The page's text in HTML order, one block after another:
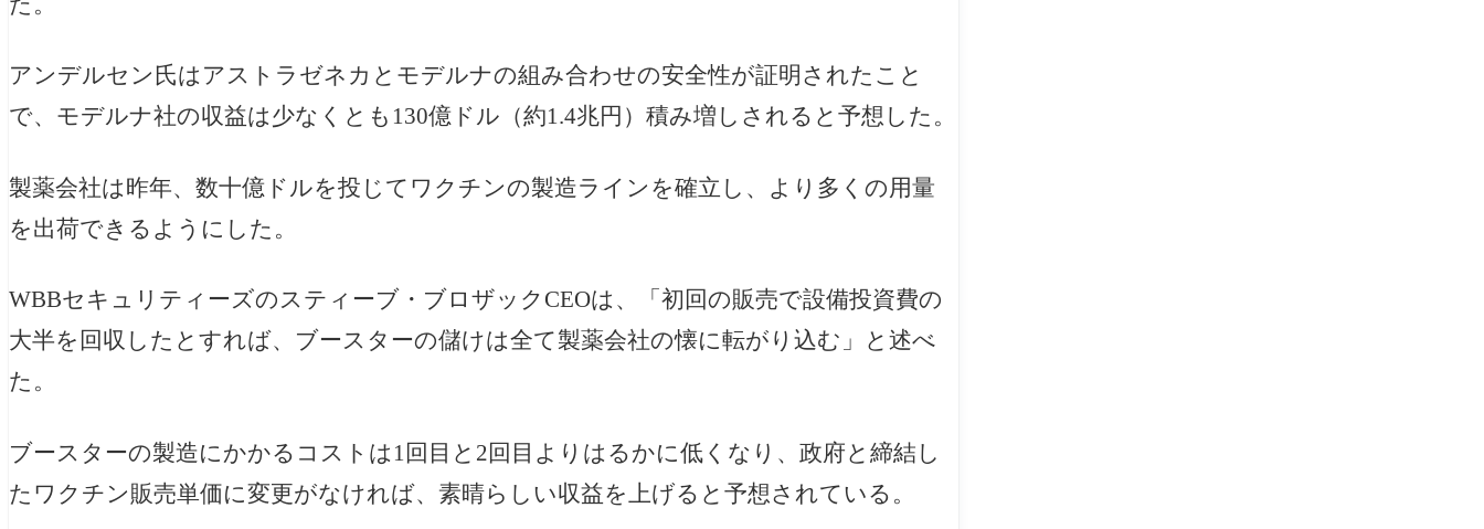
アンデルセン氏はアストラゼネカとモデルナの組み合わせの安全性が証明されたこと
で、モデルナ社の収益は少なくとも130億ドル（約1.4兆円）積み増しされると予想した。
製薬会社は昨年、数十億ドルを投じてワクチンの製造ラインを確立し、より多くの用量
を出荷できるようにした。
WBBセキュリティーズのスティーブ・ブロザックCEOは、「初回の販売で設備投資費の
大半を回収したとすれば、ブースターの儲けは全て製薬会社の懐に転がり込む」と述べ
た。
ブースターの製造にかかるコストは1回目と2回目よりはるかに低くなり、政府と締結し
たワクチン販売単価に変更がなければ、素晴らしい収益を上げると予想されている。